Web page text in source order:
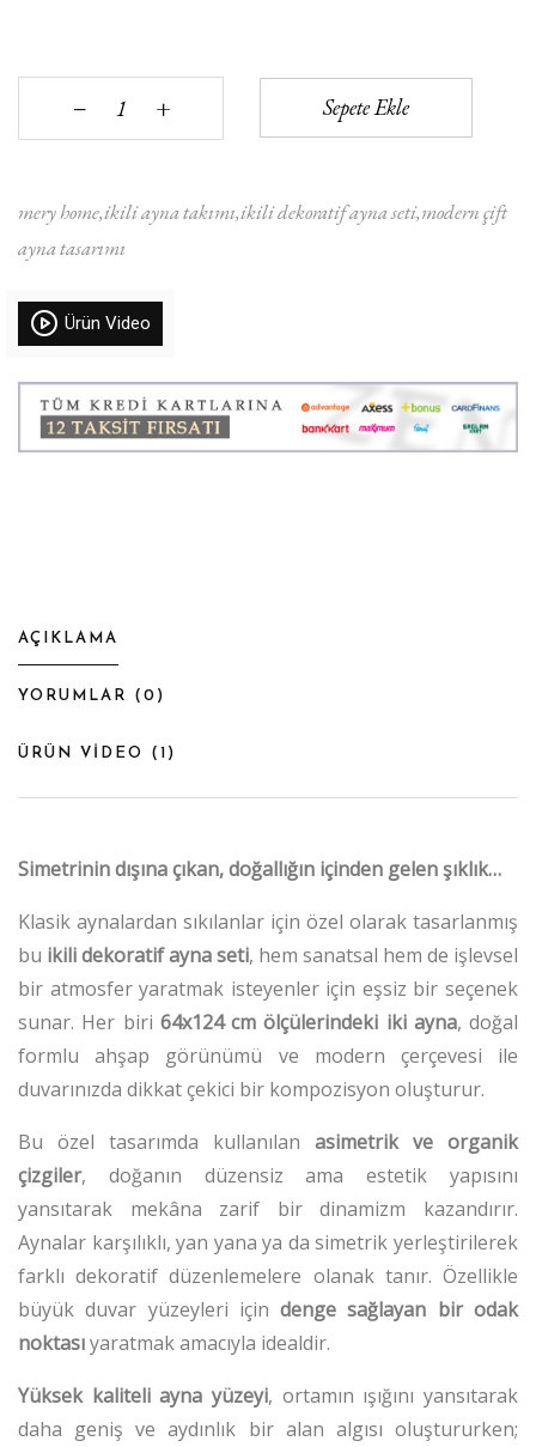
‒ + Sepete Ekle
mery homeikili ayna takımı ikili dekoratif ayna seti modern çift
ayna tasarımı
Ürün Video
AÇIKLAMA
YORUMLAR ( 0 )
ÜRÜN VİDEO ( 1 )
Simetrinin dışına çıkan, doğallığın içinden gelen şıklık…
Klasik aynalardan sıkılanlar için özel olarak tasarlanmış
bu ikili dekoratif ayna seti, hem sanatsal hem de işlevsel
bir atmosfer yaratmak isteyenler için eşsiz bir seçenek
sunar. Her biri 64x124 cm ölçülerindeki iki ayna, doğal
formlu ahşap görünümü ve modern çerçevesi ile
duvarınızda dikkat çekici bir kompozisyon oluşturur.
Bu özel tasarımda kullanılan asimetrik ve organik
çizgiler, doğanın düzensiz ama estetik yapısını
yansıtarak mekâna zarif bir dinamizm kazandırır.
Aynalar karşılıklı, yan yana ya da simetrik yerleştirilerek
farklı dekoratif düzenlemelere olanak tanır. Özellikle
büyük duvar yüzeyleri içindenge sağlayan bir odak
noktasıyaratmak amacıyla idealdir.
Yüksek kaliteli ayna yüzeyi, ortamın ışığını yansıtarak
daha geniş ve aydınlık bir alan algısı oluştururken;